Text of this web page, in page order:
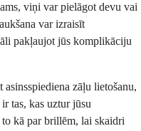
viņi var pielāgot devu vai
var izraisīt
pakļaujot jūs komplikāciju
zāļu lietošanu,
tas, kas uztur jūsu
kā par brillēm, lai skaidri